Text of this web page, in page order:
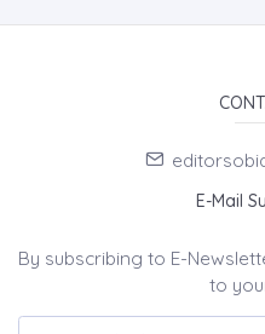
E-Mail
By subscribing to E-
to